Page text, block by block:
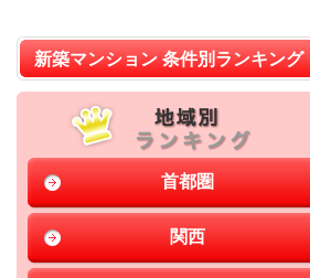
新築マンション 条件別ランキング
首都圏
関西